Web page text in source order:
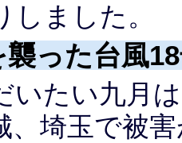
ました。
襲った台風
たい九月
、埼玉で被